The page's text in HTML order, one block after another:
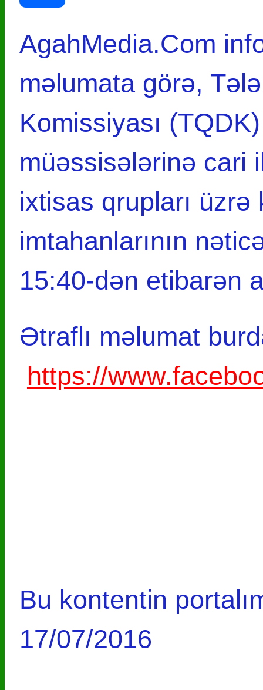
Share
AgahMedia.Com
məlumata görə,
Komissiyası
müəssisələrinə cari
ixtisas qrupları
imtahanlarının
15:40-dən etibarən
Ətraflı məlumat
https://
Bu kontentin
17/07/2016